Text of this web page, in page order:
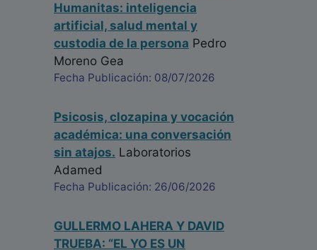
Humanitas: inteligencia
artificial, salud mental y
custodia de la persona Pedro
Moreno Gea
Fecha Publicación: 08/07/2026
Psicosis, clozapina y vocación
académica: una conversación
sin atajos. Laboratorios
Adamed
Fecha Publicación: 26/06/2026
GULLERMO LAHERA Y DAVID
TRUEBA: “EL YO ES UN